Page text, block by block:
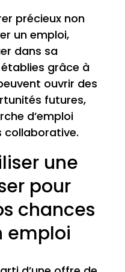
précieux non
un emploi,
dans sa
grâce à
ouvrir des
futures,
d’emploi
collaborative.
une
pour
chances
emploi